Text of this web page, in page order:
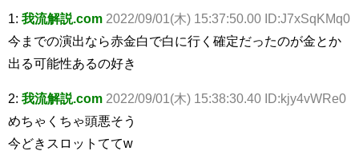
1: 我流解説.com 2022/09/01(木) 15:37:50.00 ID:J7xSqKMq0
今までの演出なら赤金白で白に行く確定だったのが金とか
出る可能性あるの好き
2: 我流解説.com 2022/09/01(木) 15:38:30.40 ID:kjy4vWRe0
めちゃくちゃ頭悪そう
今どきスロットててw